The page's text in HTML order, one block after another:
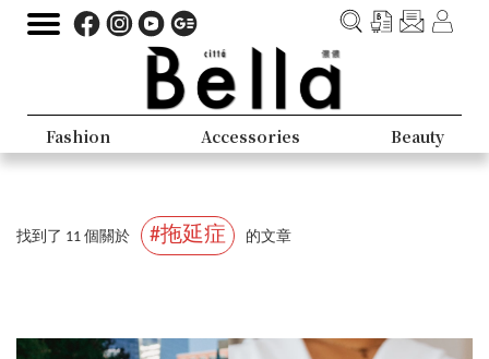
Fashion Accessories Beauty
找到了 11 個關於 #拖延症 的文章